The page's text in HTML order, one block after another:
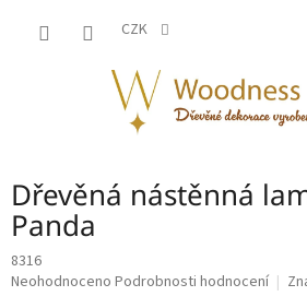
CZK
Dřevěná nástěnná
Panda
8316
Průměrné
Neohodnoceno Podrobnosti hodnocení